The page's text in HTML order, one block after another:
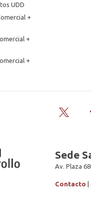
UDD
+
+
+
Twitter
Sede
Av. Plaza
Contacto |